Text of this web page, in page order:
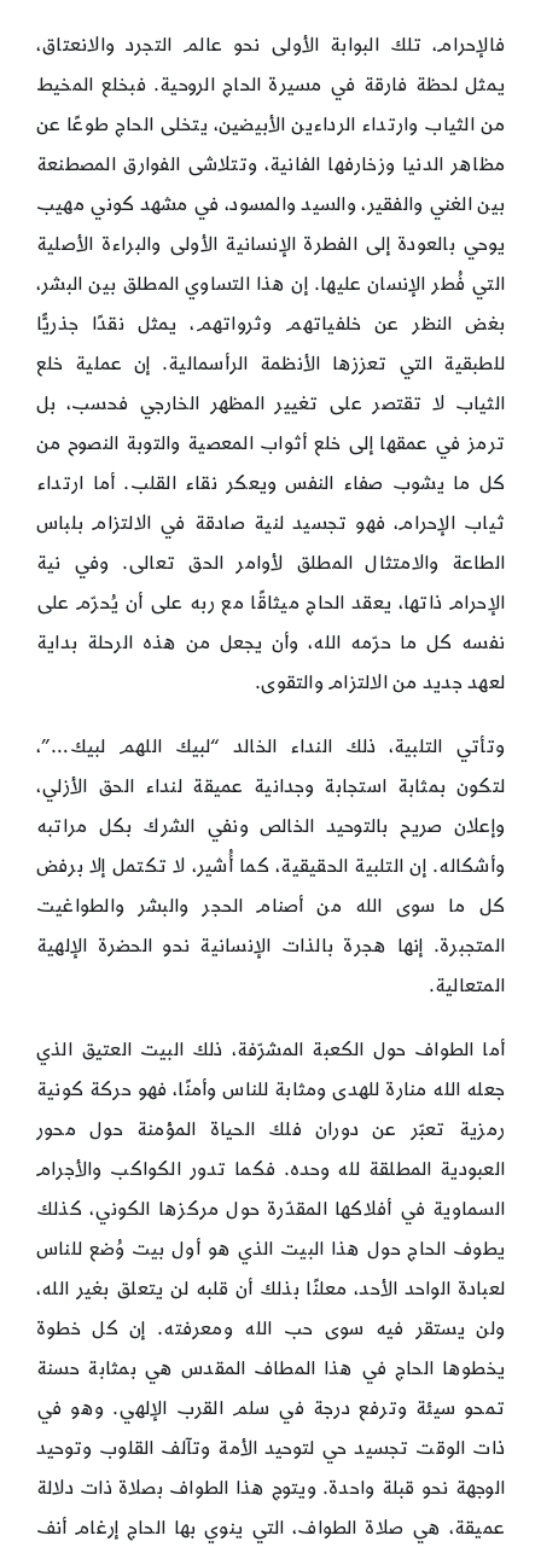
فالإحرام، تلك البوابة الأولى نحو عالم التجرد والانعتاق،
يمثل لحظة فارقة في مسيرة الحاج الروحية. فبخلع المخيط
من الثياب وارتداء الرداءين الأبيضين، يتخلى الحاج طوعًا عن
مظاهر الدنيا وزخارفها الفانية، وتتلاشى الفوارق المصطنعة
بين الغني والفقير، والسيد والمسود، في مشهد كوني مهيب
يوحي بالعودة إلى الفطرة الإنسانية الأولى والبراءة الأصلية
التي فُطر الإنسان عليها. إن هذا التساوي المطلق بين البشر،
بغض النظر عن خلفياتهم وثرواتهم، يمثل نقدًا جذريًّا
للطبقية التي تعززها الأنظمة الرأسمالية. إن عملية خلع
الثياب لا تقتصر على تغيير المظهر الخارجي فحسب، بل
ترمز في عمقها إلى خلع أثواب المعصية والتوبة النصوح من
كل ما يشوب صفاء النفس ويعكر نقاء القلب. أما ارتداء
ثياب الإحرام، فهو تجسيد لنية صادقة في الالتزام بلباس
الطاعة والامتثال المطلق لأوامر الحق تعالى. وفي نية
الإحرام ذاتها، يعقد الحاج ميثاقًا مع ربه على أن يُحرّم على
نفسه كل ما حرّمه الله، وأن يجعل من هذه الرحلة بداية
لعهد جديد من الالتزام والتقوى.
وتأتي التلبية، ذلك النداء الخالد “لبيك اللهم لبيك…”،
لتكون بمثابة استجابة وجدانية عميقة لنداء الحق الأزلي،
وإعلان صريح بالتوحيد الخالص ونفي الشرك بكل مراتبه
وأشكاله. إن التلبية الحقيقية، كما أُشير، لا تكتمل إلا برفض
كل ما سوى الله من أصنام الحجر والبشر والطواغيت
المتجبرة. إنها هجرة بالذات الإنسانية نحو الحضرة الإلهية
المتعالية.
أما الطواف حول الكعبة المشرّفة، ذلك البيت العتيق الذي
جعله الله منارة للهدى ومثابة للناس وأمنًا، فهو حركة كونية
رمزية تعبّر عن دوران فلك الحياة المؤمنة حول محور
العبودية المطلقة لله وحده. فكما تدور الكواكب والأجرام
السماوية في أفلاكها المقدّرة حول مركزها الكوني، كذلك
يطوف الحاج حول هذا البيت الذي هو أول بيت وُضع للناس
لعبادة الواحد الأحد، معلنًا بذلك أن قلبه لن يتعلق بغير الله،
ولن يستقر فيه سوى حب الله ومعرفته. إن كل خطوة
يخطوها الحاج في هذا المطاف المقدس هي بمثابة حسنة
تمحو سيئة وترفع درجة في سلم القرب الإلهي. وهو في
ذات الوقت تجسيد حي لتوحيد الأمة وتآلف القلوب وتوحيد
الوجهة نحو قبلة واحدة. ويتوج هذا الطواف بصلاة ذات دلالة
عميقة، هي صلاة الطواف، التي ينوي بها الحاج إرغام أنف